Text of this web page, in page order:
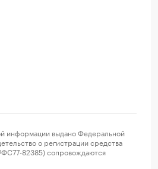
информации выдано Федеральной
о регистрации средства
82385) сопровождаются